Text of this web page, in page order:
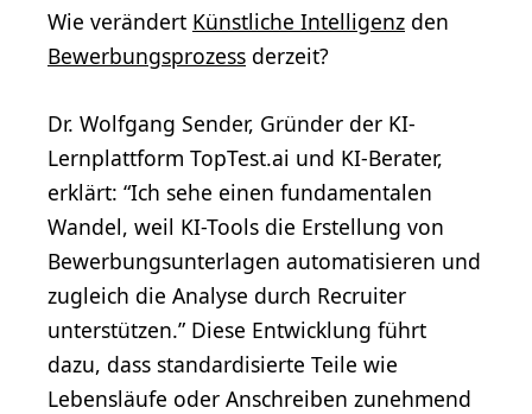
Wie verändert Künstliche Intelligenz den
Bewerbungsprozess derzeit?
Dr. Wolfgang Sender, Gründer der KI-
Lernplattform TopTest.ai und KI-Berater,
erklärt: “Ich sehe einen fundamentalen
Wandel, weil KI-Tools die Erstellung von
Bewerbungsunterlagen automatisieren und
zugleich die Analyse durch Recruiter
unterstützen.” Diese Entwicklung führt
dazu, dass standardisierte Teile wie
Lebensläufe oder Anschreiben zunehmend